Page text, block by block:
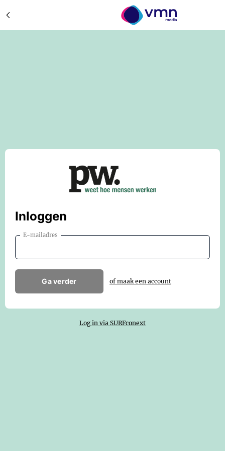
Inloggen
E-mailadres
Ga verder of maak een account
Log in via SURFconext